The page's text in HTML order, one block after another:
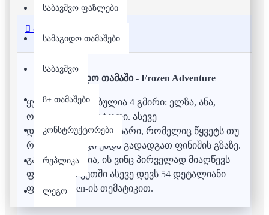
საბავშვო ფაზლები
სამაგიდო თამაშები
საბავშვო
8+ თამაშები
კონსტრუქტორები
რეპლიკა
ლეგო
აღწერა
სამაგიდო თამაში - Frozen Adventure
ყუთში მოთავსებულია 4 გმირი: ელზა, ანა,
ოლაფი და კრისტოფი. ასევე
დასატრიალებელი ისარი, რომელიც წყვეტს თუ
რამდენი ნაბიჯი უნდა გადადგათ ფინიშის გზაზე.
გამარჯვებულია, ის ვინც პირველად მიაღწევს
ფინიშამდე. ყუთში ასევე დევს 54 დეტალიანი
ფაზლი frozen-ის თემატიკით.